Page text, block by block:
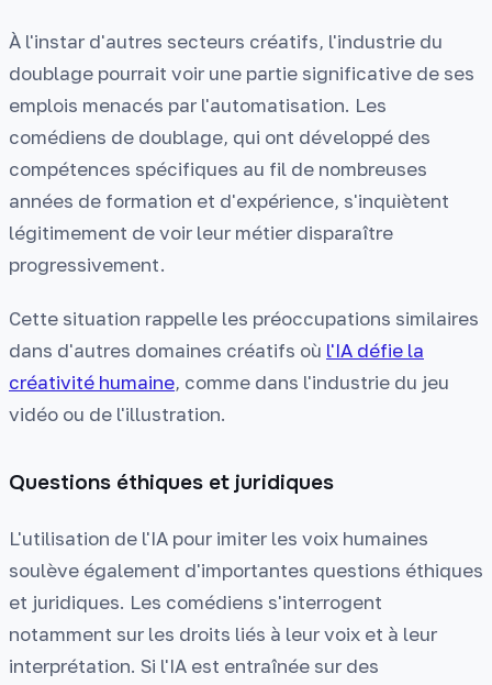
À l'instar d'autres secteurs créatifs, l'industrie du
doublage pourrait voir une partie significative de ses
emplois menacés par l'automatisation. Les
comédiens de doublage, qui ont développé des
compétences spécifiques au fil de nombreuses
années de formation et d'expérience, s'inquiètent
légitimement de voir leur métier disparaître
progressivement.
Cette situation rappelle les préoccupations similaires
dans d'autres domaines créatifs où l'IA défie la
créativité humaine, comme dans l'industrie du jeu
vidéo ou de l'illustration.
Questions éthiques et juridiques
L'utilisation de l'IA pour imiter les voix humaines
soulève également d'importantes questions éthiques
et juridiques. Les comédiens s'interrogent
notamment sur les droits liés à leur voix et à leur
interprétation. Si l'IA est entraînée sur des